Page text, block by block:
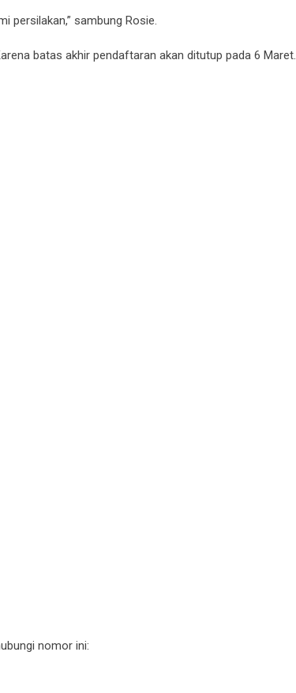
persilakan,” sambung Rosie.
batas akhir pendaftaran akan ditutup pada 6 Maret.
nomor ini: